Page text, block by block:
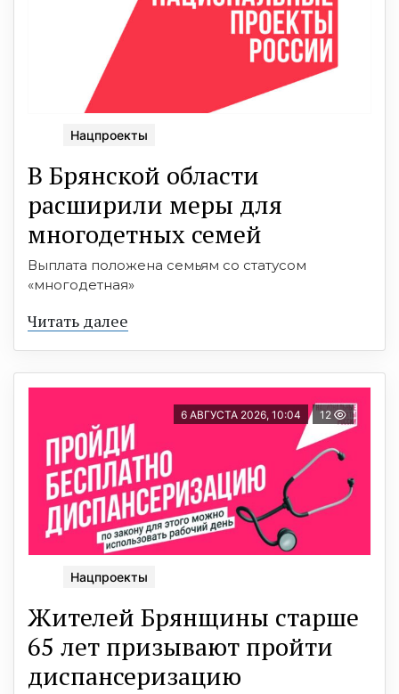
Нацпроекты
В Брянской области
расширили меры для
многодетных семей
Выплата положена семьям со статусом
«многодетная»
Читать далее
6 АВГУСТА 2026, 10:04 12
Нацпроекты
Жителей Брянщины старше
65 лет призывают пройти
диспансеризацию